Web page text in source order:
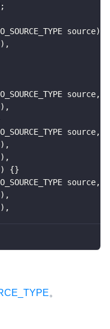
整体播放体验最佳的
现人与人、人与物、物与
视频互通
;
source)
) ,
source,
) ,
source,
) ,
) ,
) {}
source,
) ,
) ,
。